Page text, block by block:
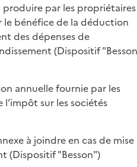
produire par les propriétaires
bénéfice de la déduction
des dépenses de
(Dispositif "Besson
annuelle fournie par les
sur les sociétés
à joindre en cas de mise
(Dispositif "Besson")